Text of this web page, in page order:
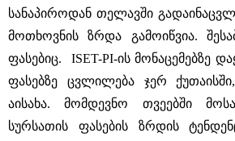
სანაპიროდან თელავში
მოთხოვნის ზრდა გამოიწვია.
ფასებიც. ISET-PI-ის მონაცემებზე
ფასებზე ცვლილება ჯერ
აისახა. მომდევნო თვეებში
სურსათის ფასების ზრდის